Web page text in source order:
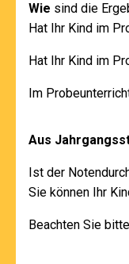
Wie sind die
Hat Ihr Kind im
Hat Ihr Kind im
Im
Aus
Ist der
Sie können Ihr
Beachten Sie